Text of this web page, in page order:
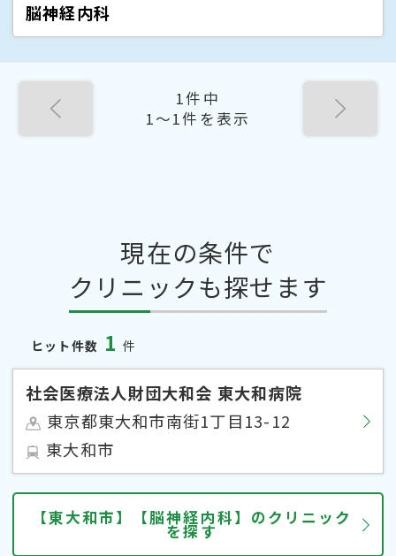
脳神経内科
1件中
1〜1件を表示
現在の条件で
クリニックも探せます
ヒット件数 1 件
社会医療法人財団大和会 東大和病院
東京都東大和市南街1丁目13-12
東大和市
【東大和市】【脳神経内科】のクリニック
を探す